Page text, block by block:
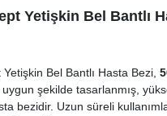
Yetişkin Bel Bantlı
Bel Bantlı Hasta Bezi,
uygun şekilde tasarlanmış,
bezidir. Uzun süreli